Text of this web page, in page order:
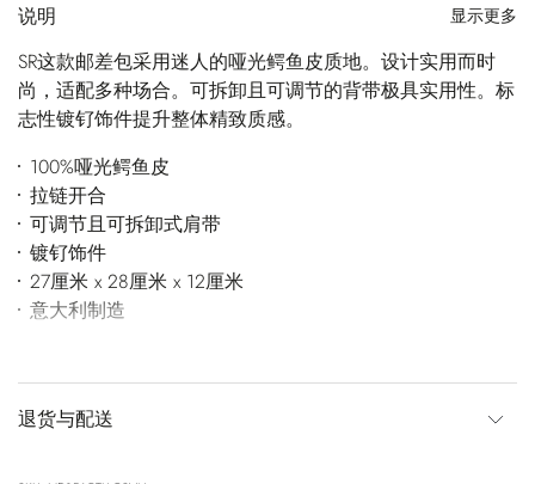
说明 显示更多
SR这款邮差包采用迷人的哑光鳄鱼皮质地。设计实用而时
尚，适配多种场合。可拆卸且可调节的背带极具实用性。标
志性镀钌饰件提升整体精致质感。
100%哑光鳄鱼皮
拉链开合
可调节且可拆卸式肩带
镀钌饰件
27厘米 x 28厘米 x 12厘米
意大利制造
退货与配送